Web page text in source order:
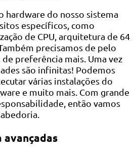
hardware do nosso sistema
específicos, como
de CPU, arquitetura de 64
precisamos de pelo
de preferência mais. Uma vez
são infinitas! Podemos
várias instalações do
e muito mais. Com grande
então vamos
avançadas